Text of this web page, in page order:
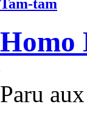
Tam-tam
Homo
Paru